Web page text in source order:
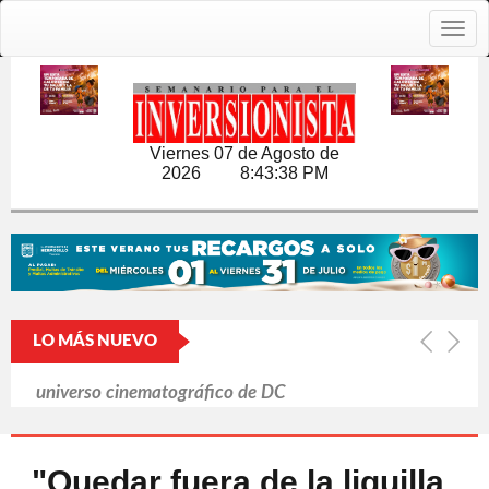
Viernes 07 de Agosto de
2026 8:43:39 PM
LO MÁS NUEVO
La ola de calor de junio causó 9.600
Japón y las armas nucleares: un tabú